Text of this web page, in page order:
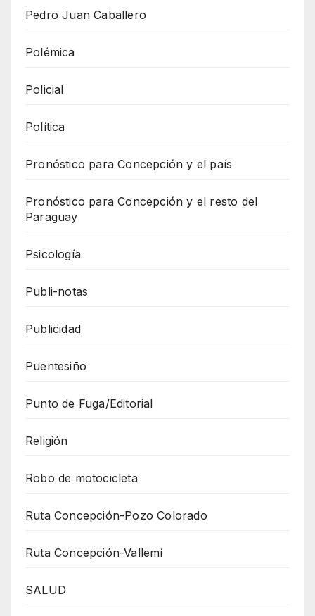
Pedro Juan Caballero
Polémica
Policial
Política
Pronóstico para Concepción y el país
Pronóstico para Concepción y el resto del
Paraguay
Psicología
Publi-notas
Publicidad
Puentesiño
Punto de Fuga/Editorial
Religión
Robo de motocicleta
Ruta Concepción-Pozo Colorado
Ruta Concepción-Vallemí
SALUD